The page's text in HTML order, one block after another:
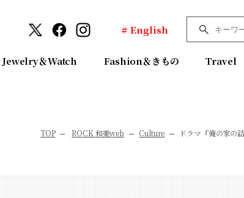
# English
Jewelry＆Watch Fashion＆きもの Travel
TOP ROCK 和樂web Culture ドラマ『俺の家の